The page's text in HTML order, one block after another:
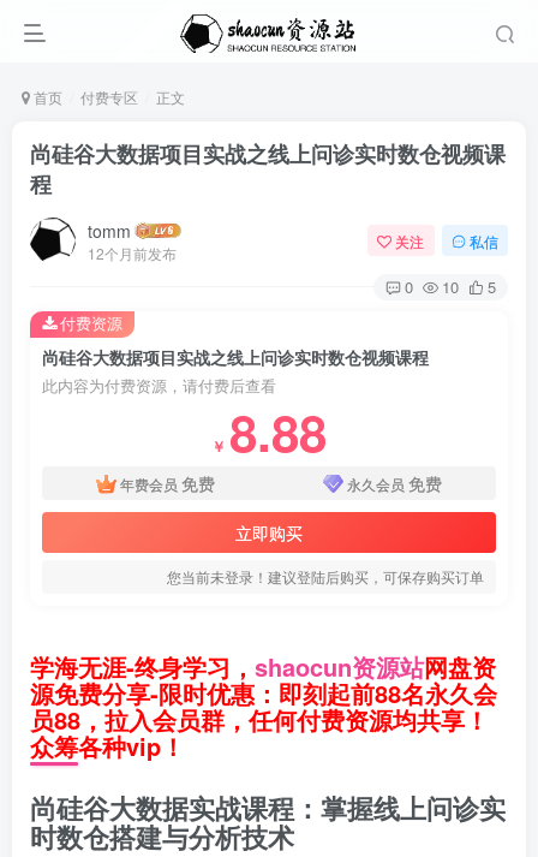
首页 付费专区 正文
尚硅谷大数据项目实战之线上问诊实时数仓视频课
程
tomm
12个月前发布
关注 私信
0 10 5
尚硅谷大数据项目实战之线上问诊实时数仓视频课程
此内容为付费资源，请付费后查看
￥ 8.88
年费会员 免费 永久会员 免费
立即购买
您当前未登录！建议登陆后购买，可保存购买订单
付费资源
学海无涯-终身学习， shaocun资源站网盘资
源免费分享-限时优惠：即刻起前88名永久会
员88，拉入会员群，任何付费资源均共享！
众筹各种vip！
尚硅谷大数据实战课程：掌握线上问诊实
时数仓搭建与分析技术